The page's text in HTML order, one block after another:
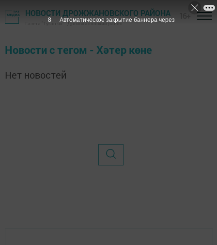
НОВОСТИ ДРОЖЖАНОВСКОГО РАЙОНА
Газета "Туган як" - Дрожжановский район
Новости с тегом - Хәтер көне
Нет новостей
8 Автоматическое закрытие баннера через